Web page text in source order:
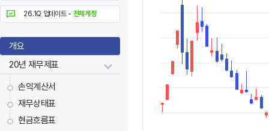
26.1Q 업데이트 - 전체계정
개요
20년 재무제표
손익계산서
재무상태표
현금흐름표